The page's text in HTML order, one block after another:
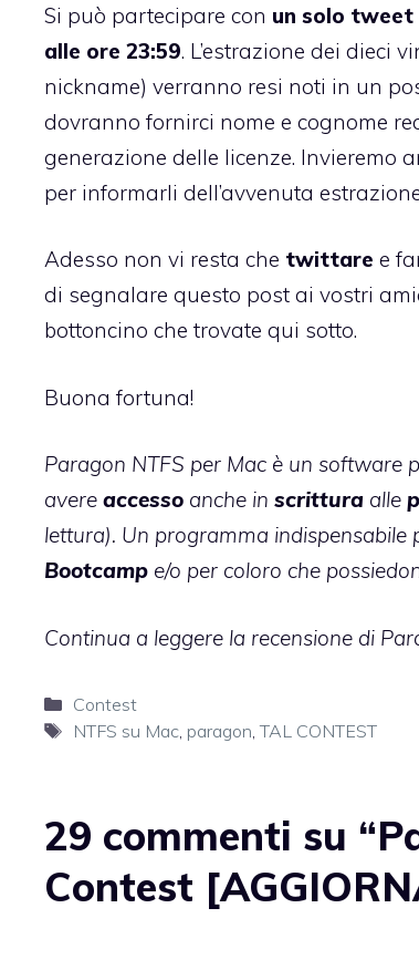
Si può partecipare con un solo
alle ore 23:59. L’estrazione dei dieci
nickname) verranno resi noti in un
dovranno fornirci nome e cognome
generazione delle licenze. Invieremo
per informarli dell’avvenuta
Adesso non vi resta che twittare e
di segnalare questo post ai vostri
bottoncino che trovate qui sotto.
Buona fortuna!
Paragon NTFS per Mac è un software
avere accesso anche in scrittura alle
lettura). Un programma indispensabile
Bootcamp e/o per coloro che
Continua a leggere la recensione di
Categorie
Contest
Tag
NTFS su Mac, paragon,TAL CONTEST
29 commenti su
Contest